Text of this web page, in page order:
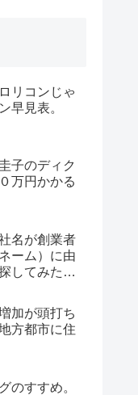
リコンじゃ
早見表。
子のディク
万円かかる
名が創業者
ーム）に由
してみた…
加が頭打ち
方都市に住
のすすめ。